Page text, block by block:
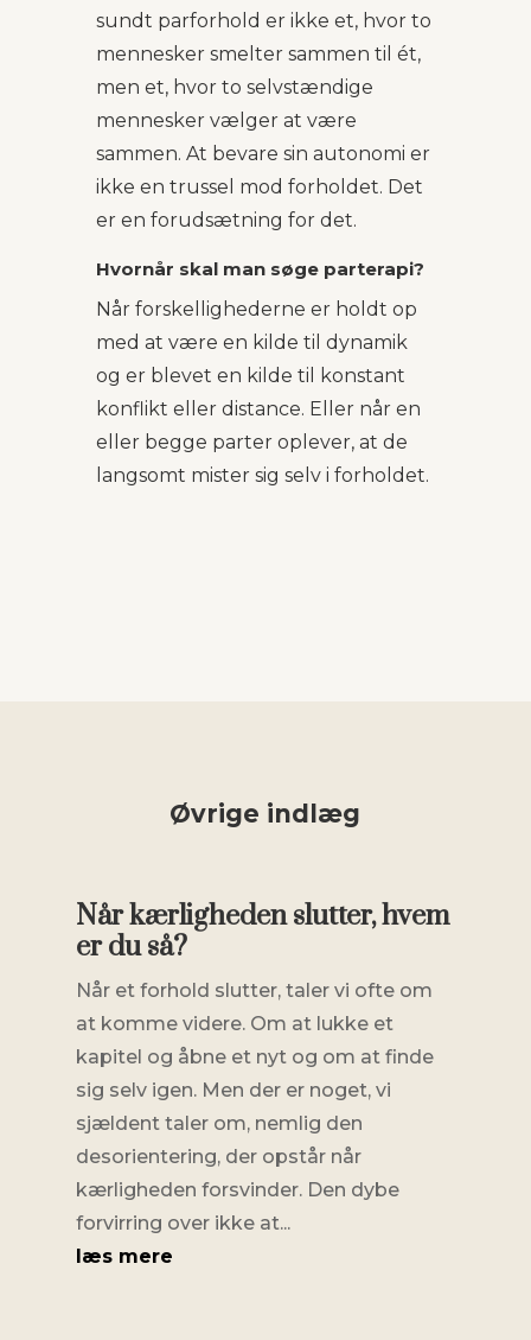
sundt parforhold er ikke et, hvor to
mennesker smelter sammen til ét,
men et, hvor to selvstændige
mennesker vælger at være
sammen. At bevare sin autonomi er
ikke en trussel mod forholdet. Det
er en forudsætning for det.
Hvornår skal man søge parterapi?
Når forskellighederne er holdt op
med at være en kilde til dynamik
og er blevet en kilde til konstant
konflikt eller distance. Eller når en
eller begge parter oplever, at de
langsomt mister sig selv i forholdet.
Øvrige indlæg
Når kærligheden slutter, hvem
er du så?
Når et forhold slutter, taler vi ofte om
at komme videre. Om at lukke et
kapitel og åbne et nyt og om at finde
sig selv igen. Men der er noget, vi
sjældent taler om, nemlig den
desorientering, der opstår når
kærligheden forsvinder. Den dybe
forvirring over ikke at...
læs mere